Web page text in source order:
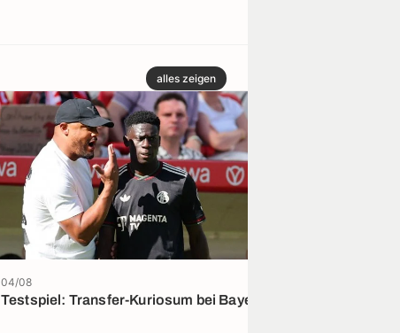
alles zeigen
Testspiel: Transfer-Kuriosum bei Bayern
04/08